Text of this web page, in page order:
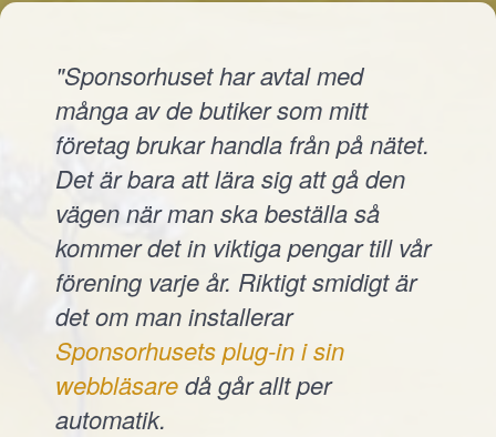
"Sponsorhuset har avtal med
många av de butiker som mitt
företag brukar handla från på nätet.
Det är bara att lära sig att gå den
vägen när man ska beställa så
kommer det in viktiga pengar till vår
förening varje år. Riktigt smidigt är
det om man installerar
Sponsorhusets plug-in i sin
webbläsaredå går allt per
automatik.